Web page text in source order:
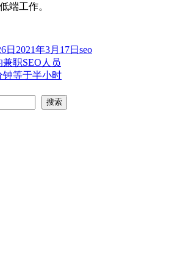
端工作。
日 2021年3月17日 seo
职SEO人员
钟等于半小时
搜索